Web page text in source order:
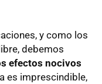
y como los
debemos
efectos nocivos
es imprescindible,